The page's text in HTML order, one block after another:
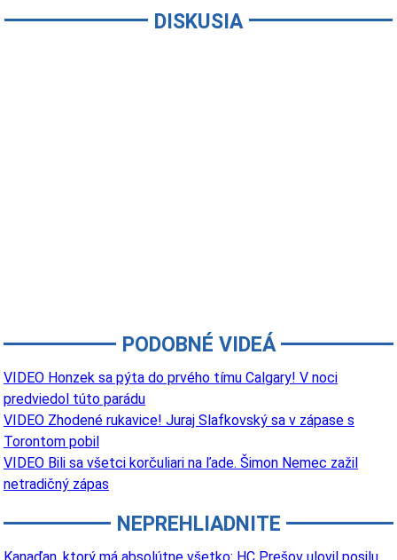
DISKUSIA
PODOBNÉ VIDEÁ
VIDEO Honzek sa pýta do prvého tímu Calgary! V noci
predviedol túto parádu
VIDEO Zhodené rukavice! Juraj Slafkovský sa v zápase s
Torontom pobil
VIDEO Bili sa všetci korčuliari na ľade. Šimon Nemec zažil
netradičný zápas
NEPREHLIADNITE